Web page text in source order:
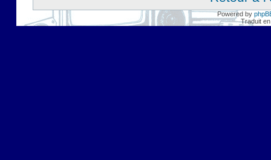
Powered by
Traduit